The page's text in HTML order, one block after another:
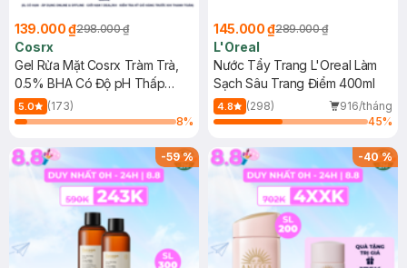
139.000 ₫298.000 ₫
Cosrx
Gel Rửa Mặt Cosrx Tràm Trà,
0.5% BHA Có Độ pH Thấp
150ml
5.0
(173)
8%
145.000 ₫289.000 ₫
L'Oreal
Nước Tẩy Trang L'Oreal Làm
Sạch Sâu Trang Điểm 400ml
4.8 (298)
916/tháng
45%
-59% -40%